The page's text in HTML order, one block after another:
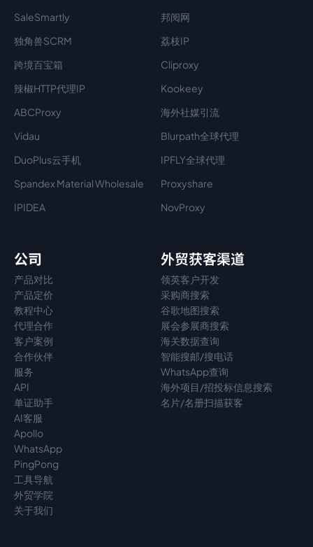
SaleSmartly
邦阅网
独角兽SCRM
荔枝IP
跨境百宝箱
Cliproxy
辣椒HTTP代理IP
Kookeey
ABCProxy
海外社媒引流
Vidau
Blurpath全球代理
DuoPlus云手机
IPFLY全球代理
Spandex Material Wholesale​
Proxyshare
IPIDEA
NovProxy
公司
产品对比
产品定价
教程中心
代理合作
客户案例
合作伙伴
服务
API
单证助手
AI客服
Apollo
WhatsApp
PingPong
工具导航
外贸学院
关于我们
外贸获客渠道
领英客户开发
采购商搜索
谷歌地图搜索
展会参展商搜索
海关数据查询
智能搜邮/搜电话
WhatsApp查询
海外项目/招投标信息搜索
名片/名册扫描获客